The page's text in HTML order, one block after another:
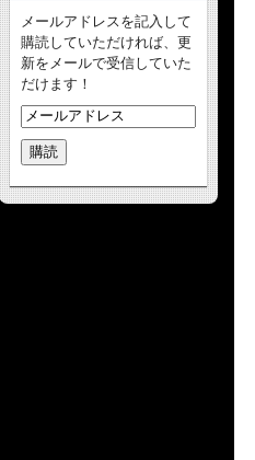
メールアドレスを記入して
購読していただければ、更
新をメールで受信していた
だけます！